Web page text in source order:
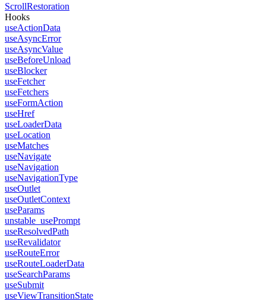
ScrollRestoration
Hooks
useActionData
useAsyncError
useAsyncValue
useBeforeUnload
useBlocker
useFetcher
useFetchers
useFormAction
useHref
useLoaderData
useLocation
useMatches
useNavigate
useNavigation
useNavigationType
useOutlet
useOutletContext
useParams
unstable_usePrompt
useResolvedPath
useRevalidator
useRouteError
useRouteLoaderData
useSearchParams
useSubmit
useViewTransitionState